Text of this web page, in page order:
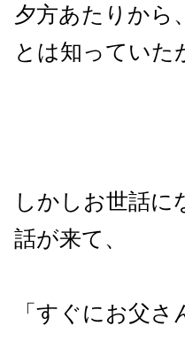
夕方あたりから
とは知っていた
しかしお世話に
話が来て、
「すぐにお父